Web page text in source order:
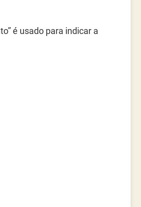
é usado para indicar a